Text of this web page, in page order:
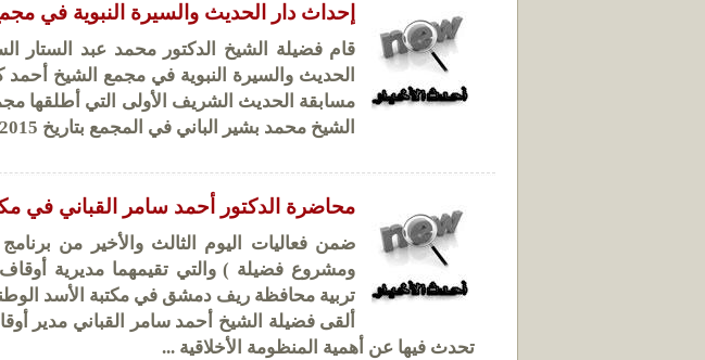
إحداث دار الحديث والسيرة النبوية في
قام فضيلة الشيخ الدكتور محمد عبد الستار
الحديث والسيرة النبوية في مجمع الشيخ
مسابقة الحديث الشريف الأولى التي أطلقها
الشيخ محمد بشير الباني في المجمع بتاريخ 9/2/2015م .
محاضرة الدكتور أحمد سامر القباني في
ضمن فعاليات اليوم الثالث والأخير من
ومشروع فضيلة ) والتي تقيمهما مديرية
تربية محافظة ريف دمشق في مكتبة الأسد
ألقى فضيلة الشيخ أحمد سامر القباني مدير
تحدث فيها عن أهمية المنظومة الأخلاقية ...